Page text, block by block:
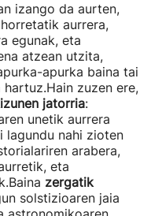
izango da aurten,
aurrera,
egunak, eta
atzean utzita,
apurka baina tai
zuzen ere,
jatorria:
unetik aurrera
lagundu nahi zioten
arabera,
eta
zergatik
solstizioaren jaia